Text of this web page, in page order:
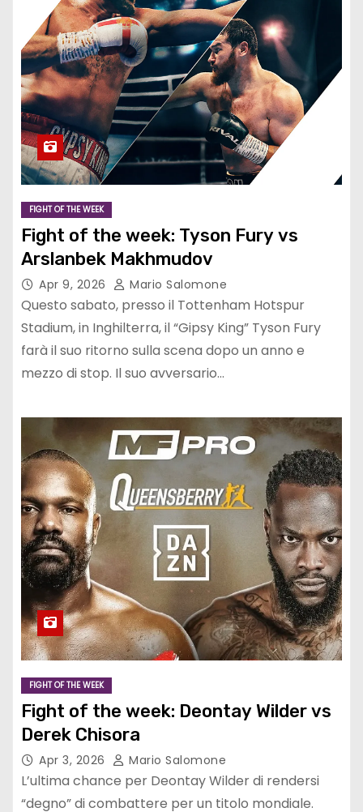
FIGHT OF THE WEEK
Fight of the week: Tyson Fury vs
Arslanbek Makhmudov
Apr 9, 2026 Mario Salomone
Questo sabato, presso il Tottenham Hotspur
Stadium, in Inghilterra, il “Gipsy King” Tyson Fury
farà il suo ritorno sulla scena dopo un anno e
mezzo di stop. Il suo avversario…
FIGHT OF THE WEEK
Fight of the week: Deontay Wilder vs
Derek Chisora
Apr 3, 2026 Mario Salomone
L’ultima chance per Deontay Wilder di rendersi
“degno” di combattere per un titolo mondiale.